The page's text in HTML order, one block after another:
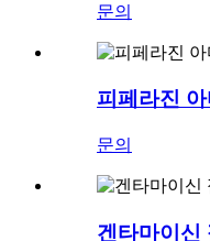
문의
피페라진
문의
겐타마이신